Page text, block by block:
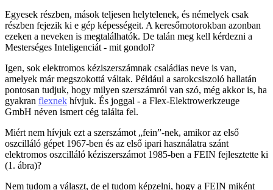
Egyesek részben, mások teljesen helytelenek, és némelyek csak
részben fejezik ki e gép képességeit. A keresőmotorokban azonban
ezeken a neveken is megtalálhatók. De talán meg kell kérdezni a
Mesterséges Inteligenciát - mit gondol?
Igen, sok elektromos kéziszerszámnak családias neve is van,
amelyek már megszokottá váltak. Például a sarokcsiszoló hallatán
pontosan tudjuk, hogy milyen szerszámról van szó, még akkor is, ha
gyakran flexnek hívjuk. És joggal - a Flex-Elektrowerkzeuge
GmbH néven ismert cég találta fel.
Miért nem hívjuk ezt a szerszámot „fein”-nek, amikor az első
oszcilláló gépet 1967-ben és az első ipari használatra szánt
elektromos oszcilláló kéziszerszámot 1985-ben a FEIN fejlesztette ki
(1. ábra)?
Nem tudom a választ, de el tudom képzelni, hogy a FEIN miként